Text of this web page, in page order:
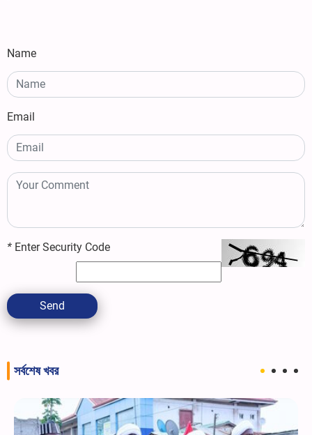
Name
Email
* Enter Security Code
Send
সর্বশেষ খবর